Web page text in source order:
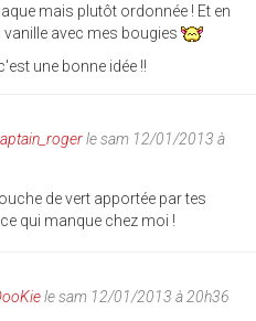
mais plutôt ordonnée ! Et en
vanille avec mes bougies
une bonne idée !!
le sam 12/01/2013 à
de vert apportée par tes
qui manque chez moi !
le sam 12/01/2013 à 20h36